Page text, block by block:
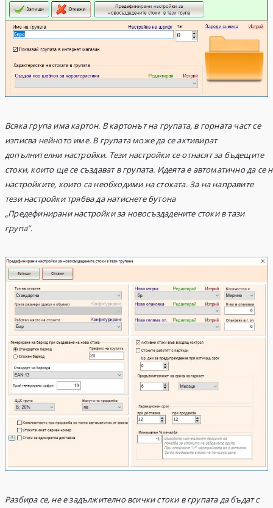
Всяка група има картон. В картонът на групата, в горната част се
изписва нейното име. В групата може да се активират
допълнителни настройки. Тези настройки се отнасят за бъдещите
стоки, които ще се създават в групата. Идеята е автоматично да се
настройките, които са необходими на стоката. За на направите
тези настройки трябва да натиснете бутона
„Предефинирани настройки за новосъздадените стоки в тази
група”.
Разбира се, не е задължително всички стоки в групата да бъдат с